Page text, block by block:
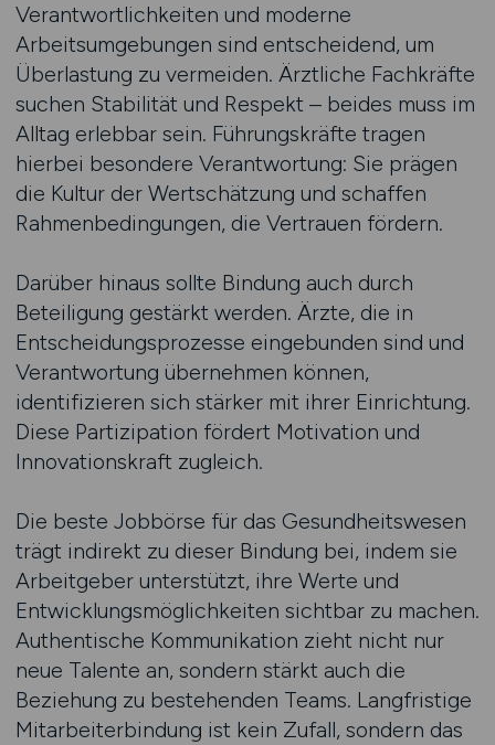
Verantwortlichkeiten und moderne
Arbeitsumgebungen sind entscheidend, um
Überlastung zu vermeiden. Ärztliche Fachkräfte
suchen Stabilität und Respekt – beides muss im
Alltag erlebbar sein. Führungskräfte tragen
hierbei besondere Verantwortung: Sie prägen
die Kultur der Wertschätzung und schaffen
Rahmenbedingungen, die Vertrauen fördern.
Darüber hinaus sollte Bindung auch durch
Beteiligung gestärkt werden. Ärzte, die in
Entscheidungsprozesse eingebunden sind und
Verantwortung übernehmen können,
identifizieren sich stärker mit ihrer Einrichtung.
Diese Partizipation fördert Motivation und
Innovationskraft zugleich.
Die beste Jobbörse für das Gesundheitswesen
trägt indirekt zu dieser Bindung bei, indem sie
Arbeitgeber unterstützt, ihre Werte und
Entwicklungsmöglichkeiten sichtbar zu machen.
Authentische Kommunikation zieht nicht nur
neue Talente an, sondern stärkt auch die
Beziehung zu bestehenden Teams. Langfristige
Mitarbeiterbindung ist kein Zufall, sondern das